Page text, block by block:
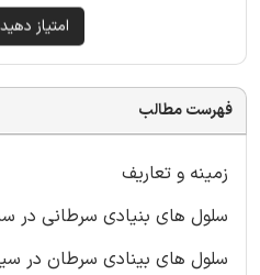
فهرست مطالب
زمینه و تعاریف
سلول های بنیادی سرطانی در
سلول های بینادی سرطان در